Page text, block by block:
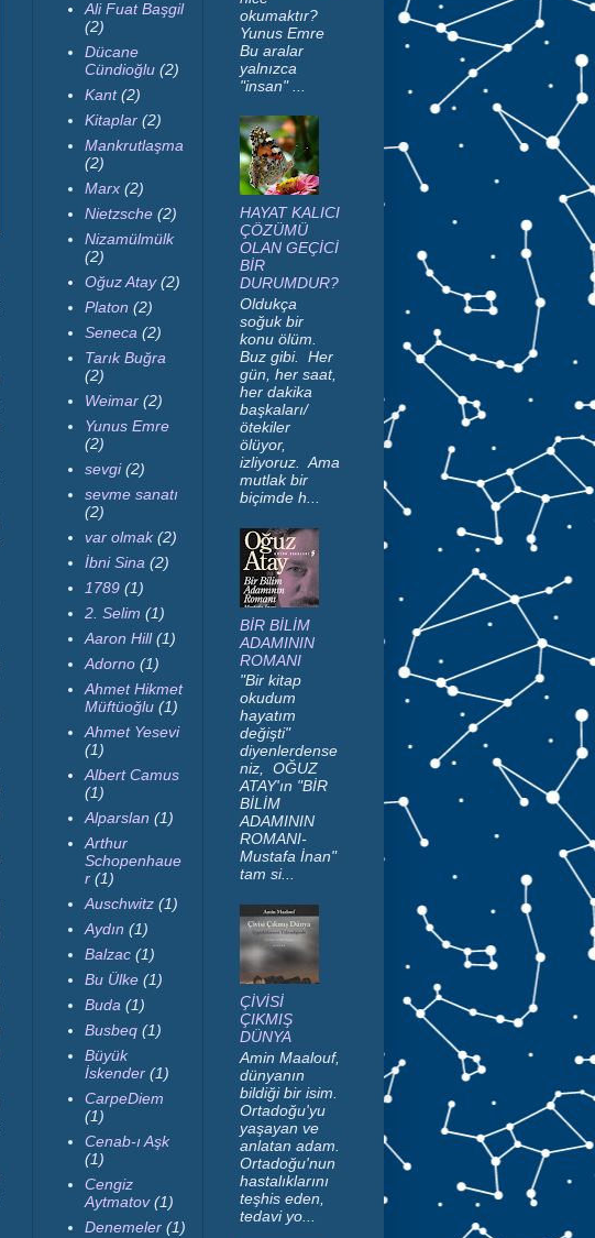
Ali Fuat Başgil
(2)
Dücane
Cündioğlu (2)
Kant (2)
Kitaplar (2)
Mankrutlaşma
(2)
Marx (2)
Nietzsche (2)
Nizamülmülk
(2)
Oğuz Atay (2)
Platon (2)
Seneca (2)
Tarık Buğra
(2)
Weimar (2)
Yunus Emre
(2)
sevgi (2)
sevme sanatı
(2)
var olmak (2)
İbni Sina (2)
1789 (1)
2. Selim (1)
Aaron Hill (1)
Adorno (1)
Ahmet Hikmet
Müftüoğlu (1)
Ahmet Yesevi
(1)
Albert Camus
(1)
Alparslan (1)
Arthur
Schopenhaue
r (1)
Auschwitz (1)
Aydın (1)
Balzac (1)
Bu Ülke (1)
Buda (1)
Busbeq (1)
Büyük
İskender (1)
CarpeDiem
(1)
Cenab-ı Aşk
(1)
Cengiz
Aytmatov (1)
Denemeler (1)
okumaktır?
Yunus Emre
Bu aralar
yalnızca
"insan" ...
HAYAT KALICI
ÇÖZÜMÜ
OLAN GEÇİCİ
BİR
DURUMDUR?
Oldukça
soğuk bir
konu ölüm.
Buz gibi. Her
gün, her saat,
her dakika
başkaları/
ötekiler
ölüyor,
izliyoruz. Ama
mutlak bir
biçimde h...
BİR BİLİM
ADAMININ
ROMANI
"Bir kitap
okudum
hayatım
değişti"
diyenlerdense
niz, OĞUZ
ATAY'ın "BİR
BİLİM
ADAMININ
ROMANI-
Mustafa İnan"
tam si...
ÇİVİSİ
ÇIKMIŞ
DÜNYA
Amin Maalouf,
dünyanın
bildiği bir isim.
Ortadoğu'yu
yaşayan ve
anlatan adam.
Ortadoğu'nun
hastalıklarını
teşhis eden,
tedavi yo...